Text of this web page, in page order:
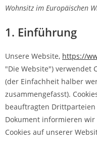
Wohnsitz im Europäischen
1. Einführung
Unsere Website, https://
"Die Website") verwendet
(der Einfachheit halber
zusammengefasst).
beauftragten
Dokument informieren
Cookies auf unserer